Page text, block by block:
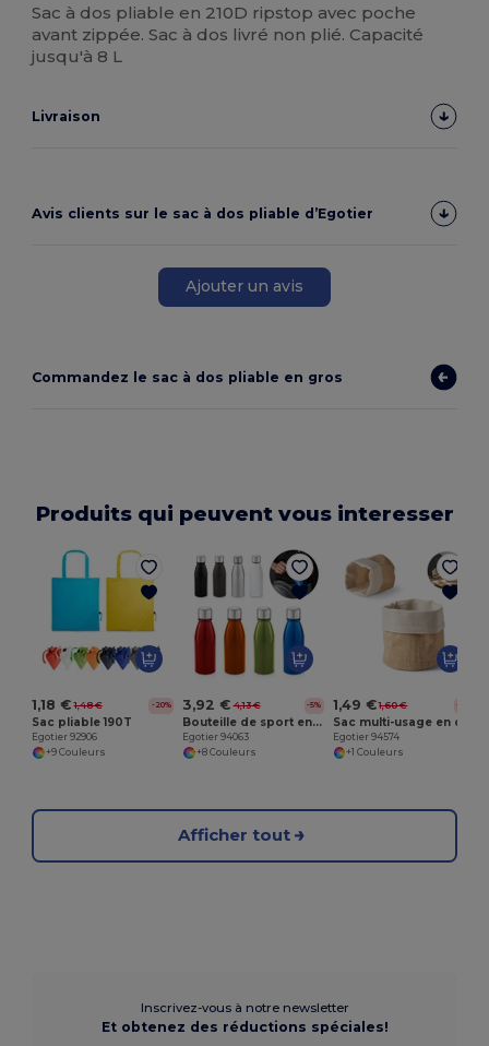
Sac à dos pliable en 210D ripstop avec poche
avant zippée. Sac à dos livré non plié. Capacité
jusqu'à 8 L
Livraison
Avis clients sur le sac à dos pliable d’Egotier
Ajouter un avis
Commandez le sac à dos pliable en gros
Produits qui peuvent vous interesser
1,18 € 1,48 € -20%
Sac pliable 190T
Egotier 92906
+9 Couleurs
3,92 € 4,13 € -5%
Bouteille de sport en aluminium 500 mL
Egotier 94063
+8 Couleurs
1,49 € 1,60 € -7%
Egotier 94574
+1 Couleurs
Afficher tout
Inscrivez-vous à notre newsletter
Et obtenez des réductions spéciales!